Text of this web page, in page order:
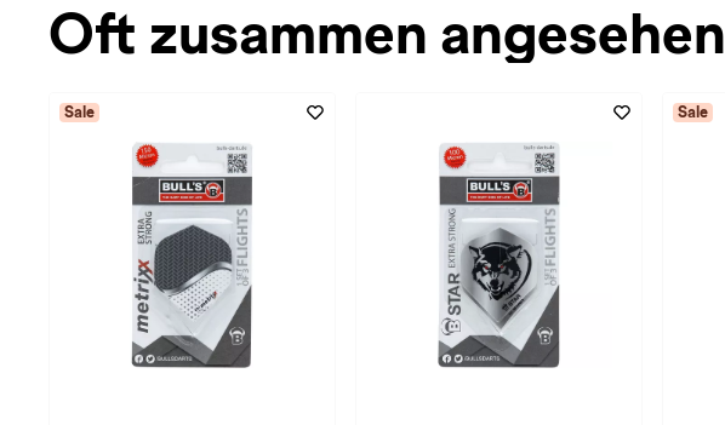
Oft zusammen angesehen
Sale Sale